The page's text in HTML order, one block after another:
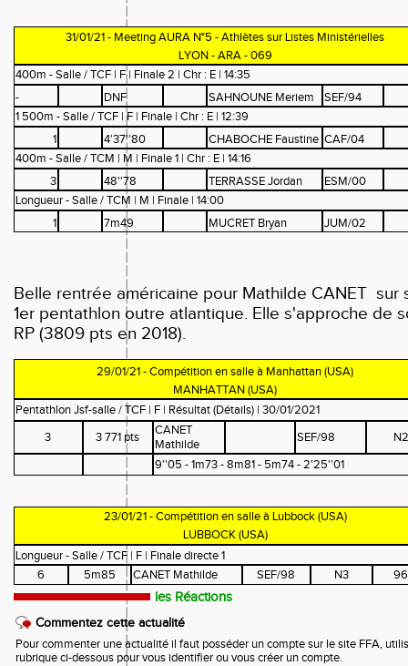
31/01/21 - Meeting AURA N°5 - Athlètes sur Listes Ministérielles
LYON - ARA - 069
400m - Salle / TCF | F | Finale 2 | Chr : E | 14:35
-
DNF SAHNOUNE Meriem
SEF/94
1 500m - Salle / TCF | F | Finale | Chr : E | 12:39
1
4'37''80 CHABOCHE Faustine CAF/04
400m - Salle / TCM | M | Finale 1 | Chr : E | 14:16
3
48''78 TERRASSE Jordan
ESM/00
Longueur - Salle / TCM | M | Finale | 14:00
1
7m49 MUCRET Bryan JUM/02
Belle rentrée américaine pour Mathilde CANET sur
1er pentathlon outre atlantique. Elle s'approche de
RP (3809 pts en 2018).
29/01/21 - Compétition en salle à Manhattan (USA)
MANHATTAN (USA)
Pentathlon Jsf-salle / TCF | F | Résultat (Détails) | 30/01/2021
3
3 771 pts
CANET
Mathilde
SEF/98
9''05 - 1m73 - 8m81 - 5m74 - 2'25''01
23/01/21 - Compétition en salle à Lubbock (USA)
LUBBOCK (USA)
Longueur - Salle / TCF | F | Finale directe 1
6
5m85 CANET Mathilde SEF/98 N3
les Réactions
Commentez cette actualité
Pour commenter une actualité il faut posséder un compte sur le site FFA,
rubrique ci-dessous pour vous identifier ou vous créer un compte.